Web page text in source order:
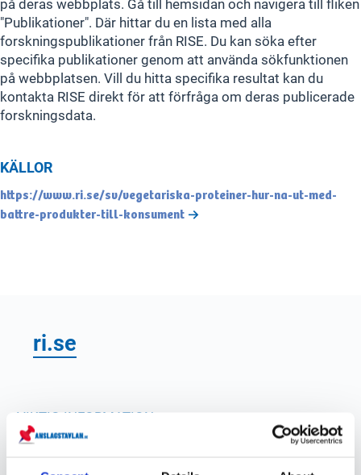
"Publikationer". Där hittar du en lista med alla
forskningspublikationer från RISE. Du kan söka efter
specifika publikationer genom att använda sökfunktionen
på webbplatsen. Vill du hitta specifika resultat kan du
kontakta RISE direkt för att förfråga om deras publicerade
forskningsdata.
KÄLLOR
https://www.ri.se/sv/vegetariska-proteiner-hur-na-ut-med-
battre-produkter-till-konsument
ri.se
VIKTIG INFORMATION